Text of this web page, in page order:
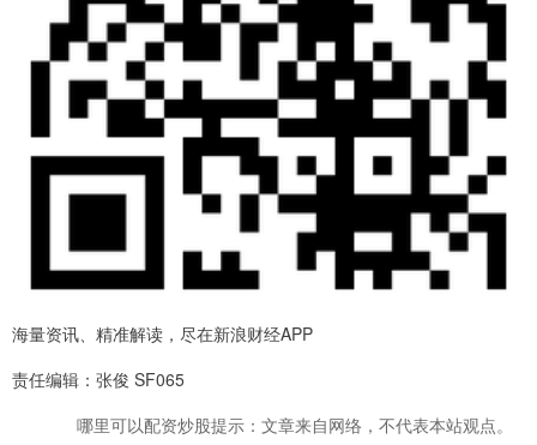
海量资讯、精准解读，尽在新浪财经APP
责任编辑：张俊 SF065
哪里可以配资炒股提示：文章来自网络，不代表本站观点。